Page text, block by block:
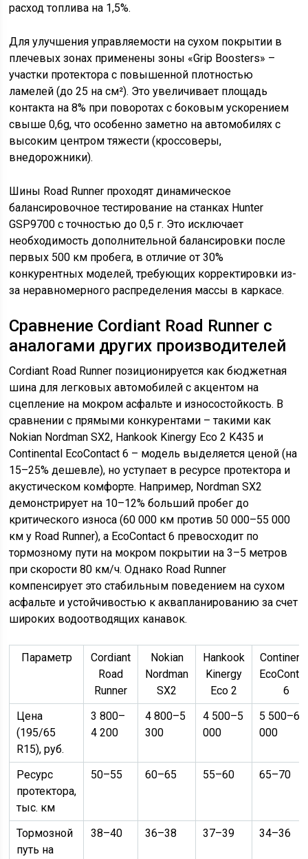
расход топлива на 1,5%.
Для улучшения управляемости на сухом покрытии в
плечевых зонах применены зоны «Grip Boosters» –
участки протектора с повышенной плотностью
ламелей (до 25 на см²). Это увеличивает площадь
контакта на 8% при поворотах с боковым ускорением
свыше 0,6g, что особенно заметно на автомобилях с
высоким центром тяжести (кроссоверы,
внедорожники).
Шины Road Runner проходят динамическое
балансировочное тестирование на станках Hunter
GSP9700 с точностью до 0,5 г. Это исключает
необходимость дополнительной балансировки после
первых 500 км пробега, в отличие от 30%
конкурентных моделей, требующих корректировки из-
за неравномерного распределения массы в каркасе.
Сравнение Cordiant Road Runner с
аналогами других производителей
Cordiant Road Runner позиционируется как бюджетная
шина для легковых автомобилей с акцентом на
сцепление на мокром асфальте и износостойкость. В
сравнении с прямыми конкурентами – такими как
Nokian Nordman SX2, Hankook Kinergy Eco 2 K435 и
Continental EcoContact 6 – модель выделяется ценой (на
15–25% дешевле), но уступает в ресурсе протектора и
акустическом комфорте. Например, Nordman SX2
демонстрирует на 10–12% больший пробег до
критического износа (60 000 км против 50 000–55 000
км у Road Runner), а EcoContact 6 превосходит по
тормозному пути на мокром покрытии на 3–5 метров
при скорости 80 км/ч. Однако Road Runner
компенсирует это стабильным поведением на сухом
асфальте и устойчивостью к аквапланированию за счет
широких водоотводящих канавок.
Параметр
Cordiant
Road
Runner
Nokian
Nordman
SX2
Hankook
Kinergy
Eco 2
6
Цена
(195/65
R15), руб.
3 800–
4 200
4 800–5
300
4 500–5
000
5 500–6
000
Ресурс
протектора,
тыс. км
50–55 60–65 55–60 65–70
Тормозной
путь на
38–40 36–38 37–39 34–36